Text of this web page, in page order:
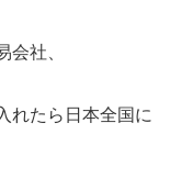
会社、
れたら日本全国に